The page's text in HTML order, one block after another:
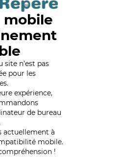
mobile
site n’est pas
pour les
expérience,
de bureau
actuellement à
mobile.
!